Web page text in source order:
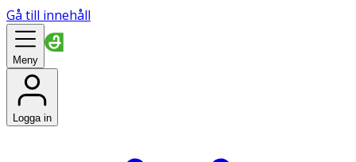
Gå till innehåll
Meny
Logga in